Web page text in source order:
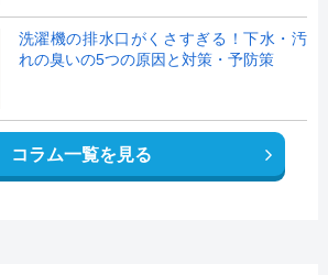
洗濯機の排水口がくさすぎる！下水・汚
れの臭いの5つの原因と対策・予防策
コラム一覧を見る